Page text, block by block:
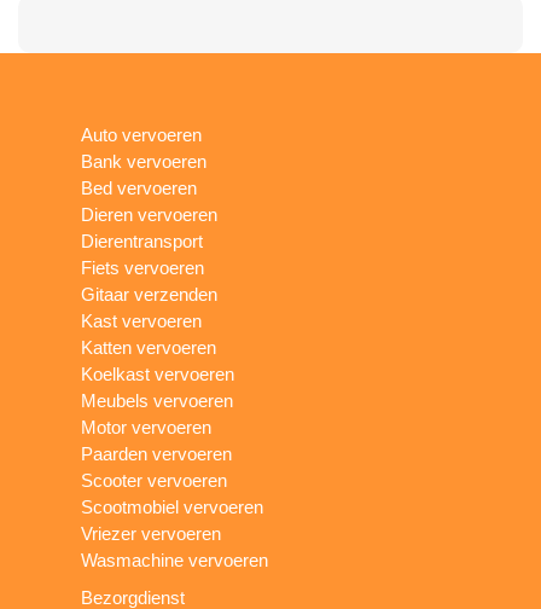
Auto vervoeren
Bank vervoeren
Bed vervoeren
Dieren vervoeren
Dierentransport
Fiets vervoeren
Gitaar verzenden
Kast vervoeren
Katten vervoeren
Koelkast vervoeren
Meubels vervoeren
Motor vervoeren
Paarden vervoeren
Scooter vervoeren
Scootmobiel vervoeren
Vriezer vervoeren
Wasmachine vervoeren
Bezorgdienst